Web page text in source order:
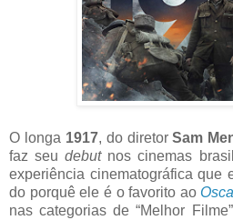
O longa 1917, do diretorSam
faz seudebutnos cinemas
experiência cinematográfica que
do porquê ele é o favorito ao
nas categorias de “Melhor